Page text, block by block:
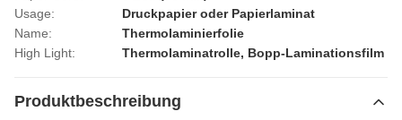
Usage:
Druckpapier oder Papierlaminat
Name:
Thermolaminierfolie
High Light:
Thermolaminatrolle, Bopp-Laminationsfilm
Produktbeschreibung